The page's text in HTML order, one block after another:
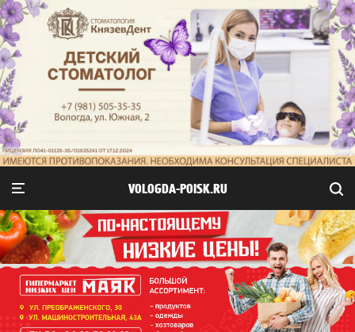
VOLOGDA-POISK.RU